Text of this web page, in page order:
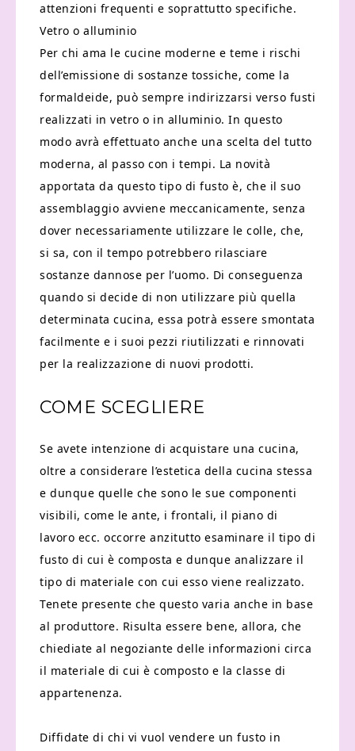
attenzioni frequenti e soprattutto specifiche.
Vetro o alluminio
Per chi ama le cucine moderne e teme i rischi
dell’emissione di sostanze tossiche, come la
formaldeide, può sempre indirizzarsi verso fusti
realizzati in vetro o in alluminio. In questo
modo avrà effettuato anche una scelta del tutto
moderna, al passo con i tempi. La novità
apportata da questo tipo di fusto è, che il suo
assemblaggio avviene meccanicamente, senza
dover necessariamente utilizzare le colle, che,
si sa, con il tempo potrebbero rilasciare
sostanze dannose per l’uomo. Di conseguenza
quando si decide di non utilizzare più quella
determinata cucina, essa potrà essere smontata
facilmente e i suoi pezzi riutilizzati e rinnovati
per la realizzazione di nuovi prodotti.
COME SCEGLIERE
Se avete intenzione di acquistare una cucina,
oltre a considerare l’estetica della cucina stessa
e dunque quelle che sono le sue componenti
visibili, come le ante, i frontali, il piano di
lavoro ecc. occorre anzitutto esaminare il tipo di
fusto di cui è composta e dunque analizzare il
tipo di materiale con cui esso viene realizzato.
Tenete presente che questo varia anche in base
al produttore. Risulta essere bene, allora, che
chiediate al negoziante delle informazioni circa
il materiale di cui è composto e la classe di
appartenenza.
Diffidate di chi vi vuol vendere un fusto in